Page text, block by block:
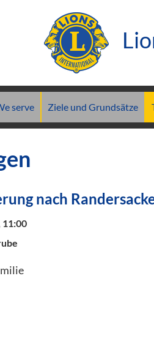
serve Ziele und Grundsätze
nach
11:00